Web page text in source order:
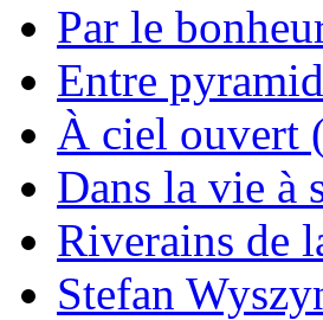
Par le
Entre
À ciel ouvert
Dans la vie à
Riverains de
Stefan